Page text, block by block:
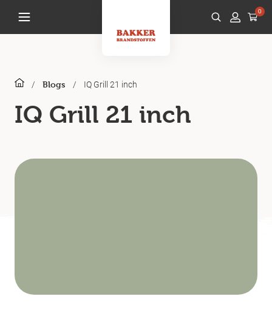
0
/ Blogs / IQ Grill 21 inch
IQ Grill 21 inch